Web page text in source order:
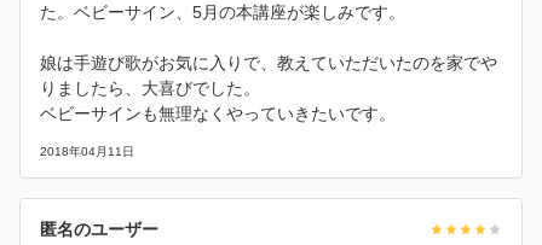
た。ベビーサイン、5月の本講座が楽しみです。
娘は手遊び歌がお気に入りで、教えていただいたのを家でや
りましたら、大喜びでした。
ベビーサインも無理なくやっていきたいです。
2018年04月11日
匿名のユーザー